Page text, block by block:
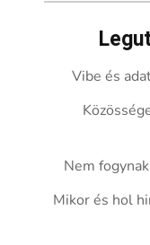
Vibe és
Nem
Mikor és hol